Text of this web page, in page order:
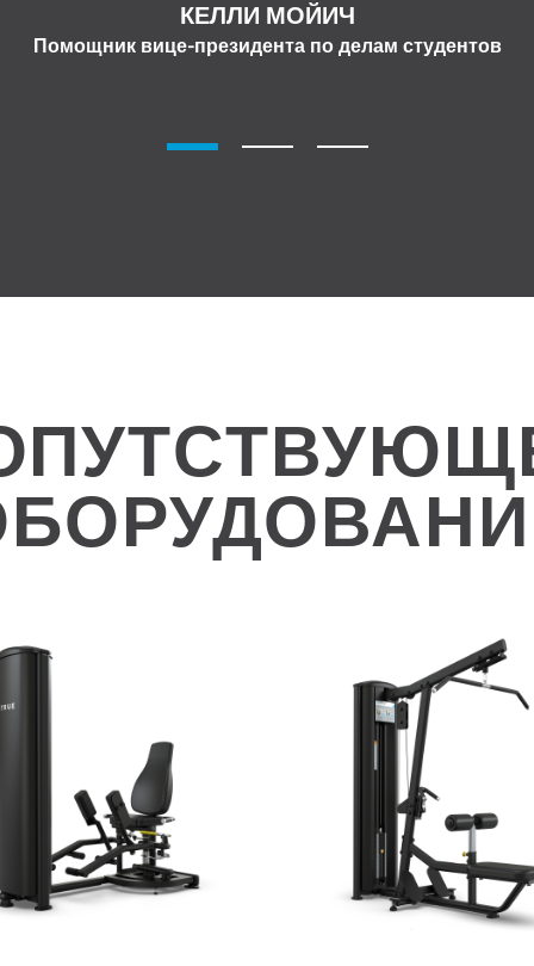
КЕЛЛИ МОЙИЧ
Помощник вице-президента по делам студентов